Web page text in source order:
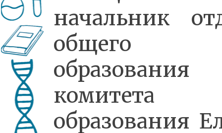
начальник
общего
образования
комитета
образования